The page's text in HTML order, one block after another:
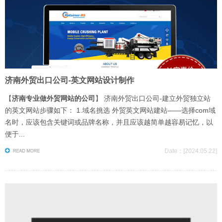
济南外贸出口公司-英文网站设计制作
【济南专业做外贸网站的公司 】 济南外贸出口公司-建立外贸独立站
的英文网站步骤如下： 1.域名挑选 外贸英文网站建站——选择com域
名时，应该包含关键词或品牌名称，并且应该越简单越容易记忆，以
便于...
Date：[2024.05.22]